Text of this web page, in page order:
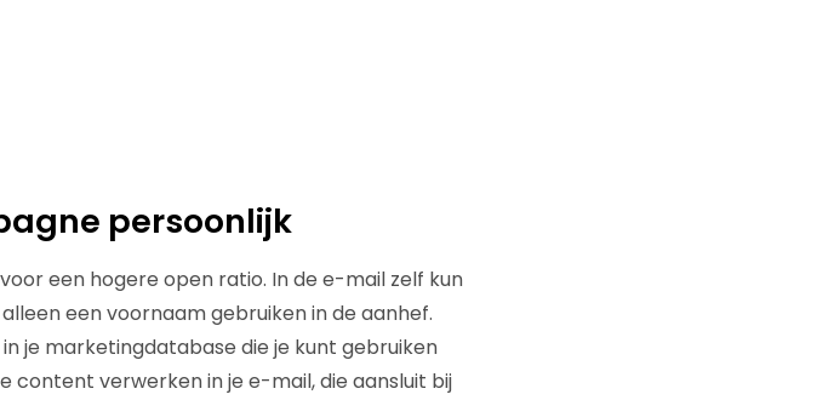
persoonlijk
een hogere open ratio. In de e-mail zelf kun
een voornaam gebruiken in de aanhef.
je marketingdatabase die je kunt gebruiken
content verwerken in je e-mail, die aansluit bij